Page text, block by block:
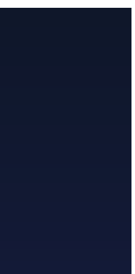
(Coordinated Universal